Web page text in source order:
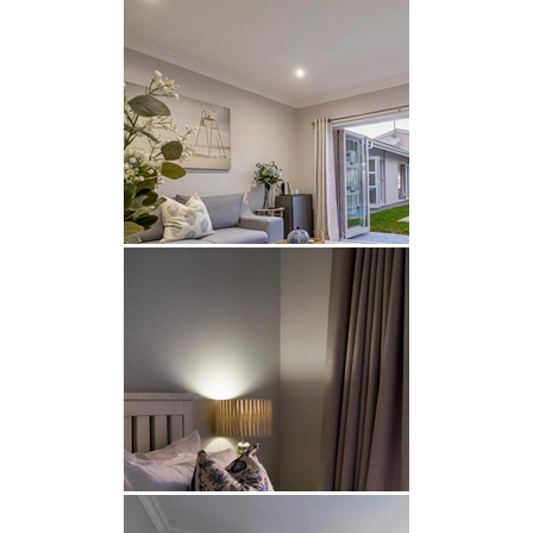
den weiteren Annehmlichkeiten gehören
Klimaanlage, kostenloses WLAN und sichere
Parkplätze. Outdoor-Fans werden den direkten
Zugang zum Fluss lieben, der die Möglichkeit zum
Kanufahren, Bootfahren und anderen
Wassersportarten bietet.
GEGEND
Colchester, ein charmantes Dorf am Ufer des
Sundays River, ist ein erstklassiges Ziel für
Entspannung und Erkundung. Das Dorf ist ein
Paradies für Vogelbeobachter. Flusskreuzfahrten
bieten Sichtungen von Watvögeln, Reihern und
Eisvögeln sowie die Chance, Flamingos,
Blaukraniche und andere einheimische Vögel in
den nahe gelegenen Salzpfannen zu sehen.
Colchesters Gezeitenbecken und der Zugang zu
Flussaktivitäten machen es zu einem beliebten Ort